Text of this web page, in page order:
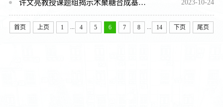
许文亮教授课题组揭示木聚糖合成基因在棉纤维伸长和次生壁加厚过程中的作用 2023-10-24
首页 上页 1 4 5 6 7 8 14 下页 尾页